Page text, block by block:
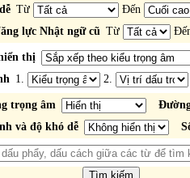
Từ
Đến
lực Nhật ngữ cũ Từ
thị
1. 2.
trọng âm
và độ khó dễ